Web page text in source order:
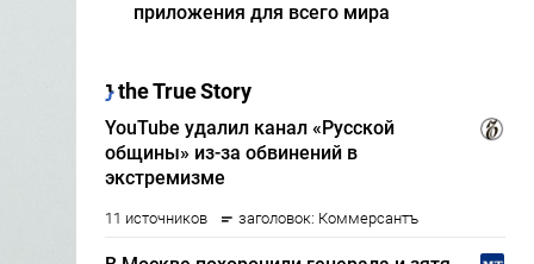
приложения для всего мира